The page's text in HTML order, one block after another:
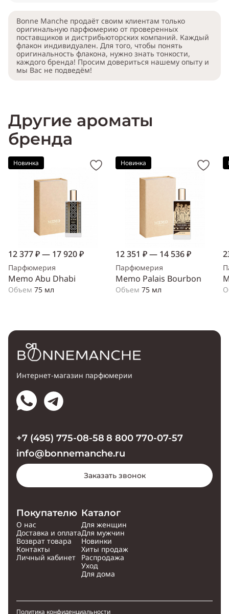
Bonne Manche продаёт своим клиентам только
оригинальную парфюмерию от проверенных
поставщиков и дистрибьюторских компаний. Каждый
флакон индивидуален. Для того, чтобы понять
оригинальность флакона, нужно знать тонкости,
каждого бренда! Просим довериться нашему опыту и
мы Вас не подведём!
Другие ароматы
бренда
Новинка
12 377 ₽ — 17 920 ₽
Парфюмерия
Memo Abu Dhabi
Объем 75 мл
Новинка
12 351 ₽ — 14 536 ₽
Парфюмерия
Memo Palais Bourbon
Объем 75 мл
Интернет-магазин парфюмерии
Покупателю
О нас
Доставка и оплата
Возврат товара
Контакты
Личный кабинет
Каталог
Для женщин
Для мужчин
Новинки
Хиты продаж
Распродажа
Уход
Для дома
+7 (495) 775-08-58 8 800 770-07-57
info@bonnemanche.ru
Заказать звонок
Политика конфиденциальности